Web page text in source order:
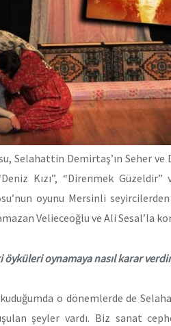
Selahattin Demirtaş’ın Seher
Kızı”, “Direnmek
oyunu Mersinli
Velieceoğlu ve Ali Sesal’la
öyküleri oynamaya nasıl karar
o dönemlerde de
şeyler vardı. Biz sanat